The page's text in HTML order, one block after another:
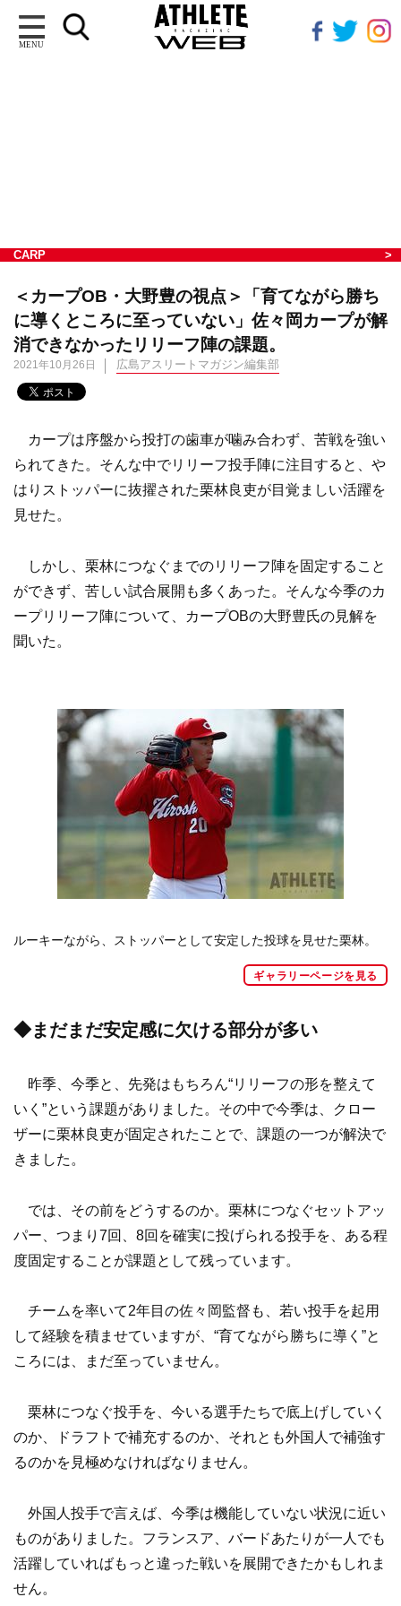
MENU
CARP
＜カープOB・大野豊の視点＞「育てながら勝ち
に導くところに至っていない」佐々岡カープが解
消できなかったリリーフ陣の課題。
2021年10月26日 広島アスリートマガジン編集部
カープは序盤から投打の歯車が噛み合わず、苦戦を強い
られてきた。そんな中でリリーフ投手陣に注目すると、や
はりストッパーに抜擢された栗林良吏が目覚ましい活躍を
見せた。
しかし、栗林につなぐまでのリリーフ陣を固定すること
ができず、苦しい試合展開も多くあった。そんな今季のカ
ープリリーフ陣について、カープOBの大野豊氏の見解を
聞いた。
ルーキーながら、ストッパーとして安定した投球を見せた栗林。
ギャラリーページを見る
◆まだまだ安定感に欠ける部分が多い
昨季、今季と、先発はもちろん“リリーフの形を整えて
いく”という課題がありました。その中で今季は、クロー
ザーに栗林良吏が固定されたことで、課題の一つが解決で
きました。
では、その前をどうするのか。栗林につなぐセットアッ
パー、つまり7回、8回を確実に投げられる投手を、ある程
度固定することが課題として残っています。
チームを率いて2年目の佐々岡監督も、若い投手を起用
して経験を積ませていますが、“育てながら勝ちに導く”と
ころには、まだ至っていません。
栗林につなぐ投手を、今いる選手たちで底上げしていく
のか、ドラフトで補充するのか、それとも外国人で補強す
るのかを見極めなければなりません。
外国人投手で言えば、今季は機能していない状況に近い
ものがありました。フランスア、バードあたりが一人でも
活躍していればもっと違った戦いを展開できたかもしれま
せん。